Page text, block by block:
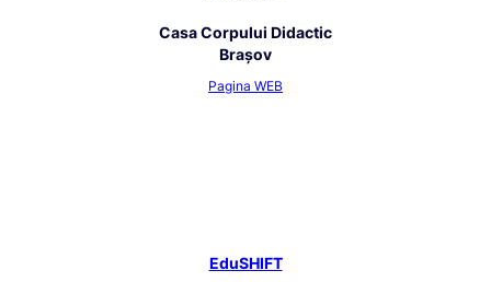
Casa Corpului Didactic
Brașov
Pagina WEB
EduSHIFT